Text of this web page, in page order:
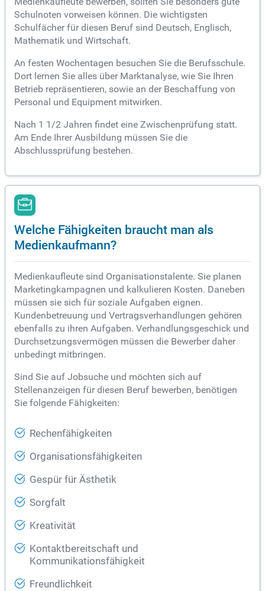
Schulnoten vorweisen können. Die wichtigsten
Schulfächer für diesen Beruf sind Deutsch, Englisch,
Mathematik und Wirtschaft.
An festen Wochentagen besuchen Sie die Berufsschule.
Dort lernen Sie alles über Marktanalyse, wie Sie Ihren
Betrieb repräsentieren, sowie an der Beschaffung von
Personal und Equipment mitwirken.
Nach 1 1/2 Jahren findet eine Zwischenprüfung statt.
Am Ende Ihrer Ausbildung müssen Sie die
Abschlussprüfung bestehen.
Welche Fähigkeiten braucht man als
Medienkaufmann?
Medienkaufleute sind Organisationstalente. Sie planen
Marketingkampagnen und kalkulieren Kosten. Daneben
müssen sie sich für soziale Aufgaben eignen.
Kundenbetreuung und Vertragsverhandlungen gehören
ebenfalls zu ihren Aufgaben. Verhandlungsgeschick und
Durchsetzungsvermögen müssen die Bewerber daher
unbedingt mitbringen.
Sind Sie auf Jobsuche und möchten sich auf
Stellenanzeigen für diesen Beruf bewerben, benötigen
Sie folgende Fähigkeiten:
Rechenfähigkeiten
Organisationsfähigkeiten
Gespür für Ästhetik
Sorgfalt
Kreativität
Kontaktbereitschaft und
Kommunikationsfähigkeit
Freundlichkeit